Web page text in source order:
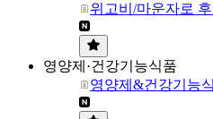
위고비/마운자로
영양제·건강기능식품
영양제&건강기능